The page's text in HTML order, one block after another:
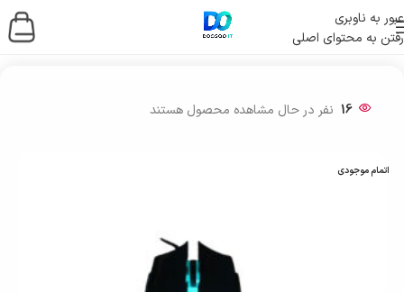
عبور به ناوبری
رفتن به محتوای اصلی
خانه/ لوازم جانبی کامپیوتر
16 نفر در حال مشاهده محصول هستند
اتمام موجودی